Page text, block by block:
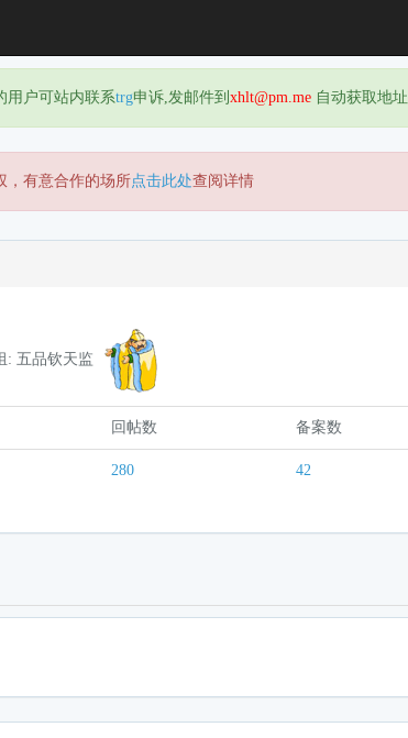
用户可站内联系trg申诉,发邮件到 xhlt@pm.me 自动获取地址
，有意合作的场所点击此处查阅详情
: 五品钦天监
回帖数 备案数
280 42